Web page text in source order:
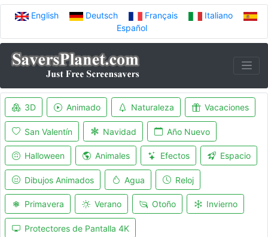
English Deutsch Français
Italiano
Español
3D Animado Naturaleza Vacaciones
San Valentín Navidad Año Nuevo
Halloween Animales Efectos Espacio
Dibujos Animados Agua Reloj
Primavera Verano Otoño Invierno
Protectores de Pantalla 4K